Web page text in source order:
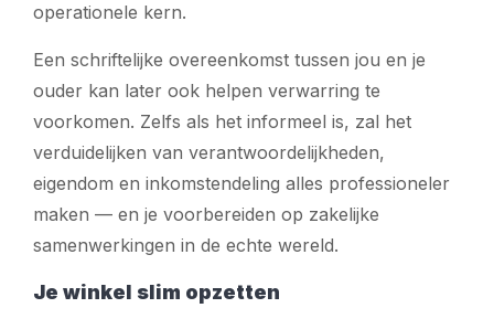
operationele kern.
Een schriftelijke overeenkomst tussen jou en je
ouder kan later ook helpen verwarring te
voorkomen. Zelfs als het informeel is, zal het
verduidelijken van verantwoordelijkheden,
eigendom en inkomstendeling alles professioneler
maken — en je voorbereiden op zakelijke
samenwerkingen in de echte wereld.
Je winkel slim opzetten